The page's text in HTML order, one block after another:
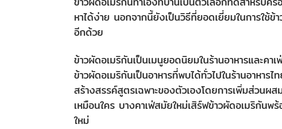
หาได้ง่าย นอกจากนี้ยังเป็นวิธีที่ยอดเยี่ยมในการใช้
อีกด้วย
ข้าวผัดอเมริกันเป็นเมนูยอดนิยมในร้านอาหารและคาเ
ข้าวผัดอเมริกันเป็นอาหารที่พบได้ทั่วไปในร้านอาหาร
สร้างสรรค์สูตรเฉพาะของตัวเองโดยการเพิ่มส่วนผ
เหมือนใคร บางคาเฟ่สมัยใหม่เสิร์ฟข้าวผัดอเมริกัน
ใหม่